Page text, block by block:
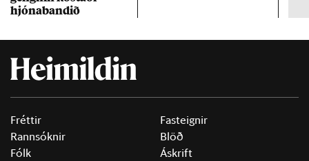
hjóna­band­ið
Fréttir
Rannsóknir
Fólk
Fasteignir
Blöð
Áskrift